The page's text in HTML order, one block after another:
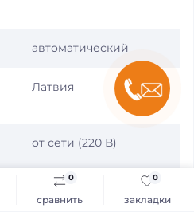
сравнить
0
закладки
0
автоматический
Латвия
от сети (220 В)
AGM, Свинцово-